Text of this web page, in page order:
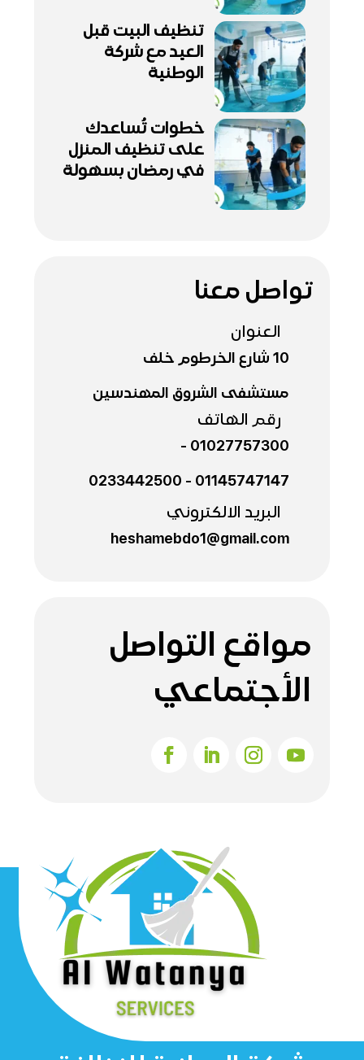
تنظيف البيت قبل
العيد مع شركة
الوطنية
خطوات تُساعدك
على تنظيف المنزل
في رمضان بسهولة
تواصل معنا
العنوان
10 شارع الخرطوم خلف
مستشفى الشروق المهندسين
رقم الهاتف
01027757300
-
01145747147
-
0233442500
البريد الالكتروني
heshamebdo1@gmail.com
مواقع التواصل
الأجتماعي